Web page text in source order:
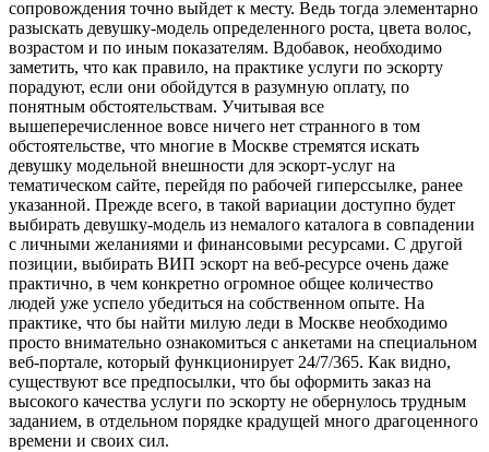
сопровождения точно выйдет к месту. Ведь тогда элементарно
разыскать девушку-модель определенного роста, цвета волос,
возрастом и по иным показателям. Вдобавок, необходимо
заметить, что как правило, на практике услуги по эскорту
порадуют, если они обойдутся в разумную оплату, по
понятным обстоятельствам. Учитывая все
вышеперечисленное вовсе ничего нет странного в том
обстоятельстве, что многие в Москве стремятся искать
девушку модельной внешности для эскорт-услуг на
тематическом сайте, перейдя по рабочей гиперссылке, ранее
указанной. Прежде всего, в такой вариации доступно будет
выбирать девушку-модель из немалого каталога в совпадении
с личными желаниями и финансовыми ресурсами. С другой
позиции, выбирать ВИП эскорт на веб-ресурсе очень даже
практично, в чем конкретно огромное общее количество
людей уже успело убедиться на собственном опыте. На
практике, что бы найти милую леди в Москве необходимо
просто внимательно ознакомиться с анкетами на специальном
веб-портале, который функционирует 24/7/365. Как видно,
существуют все предпосылки, что бы оформить заказ на
высокого качества услуги по эскорту не обернулось трудным
заданием, в отдельном порядке крадущей много драгоценного
времени и своих сил.